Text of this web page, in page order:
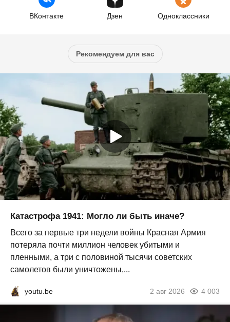
ВКонтакте Дзен Одноклассники
Рекомендуем для вас
Катастрофа 1941: Могло ли быть иначе?
Всего за первые три недели войны Красная Армия
потеряла почти миллион человек убитыми и
пленными, а три с половиной тысячи советских
самолетов были уничтожены,...
youtu.be 2 авг 2026 4 003